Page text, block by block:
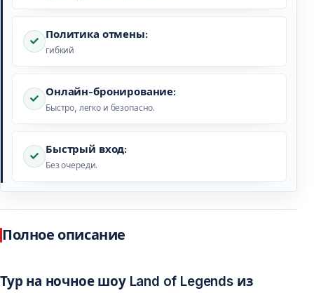
Политика отмены:
гибкий
Онлайн-бронирование:
Быстро, легко и безопасно.
Быстрый вход:
Без очереди.
Полное описание
Тур на ночное шоу Land of Legends из